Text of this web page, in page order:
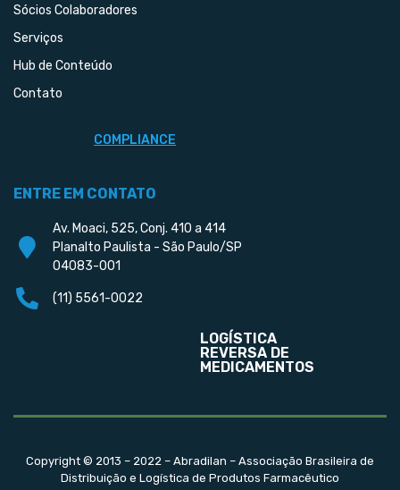
Sócios Colaboradores
Serviços
Hub de Conteúdo
Contato
COMPLIANCE
ENTRE EM CONTATO
Av. Moaci, 525, Conj. 410 a 414
Planalto Paulista - São Paulo/SP
04083-001
(11) 5561-0022
LOGÍSTICA
REVERSA DE
MEDICAMENTOS
Copyright © 2013 – 2022 – Abradilan – Associação Brasileira de
Distribuição e Logística de Produtos Farmacêutico